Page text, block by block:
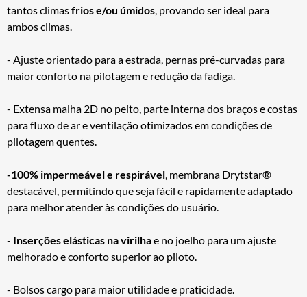
tantos climasfrios e/ou úmidos, provando ser ideal para
ambos climas.
- Ajuste orientado para a estrada, pernas pré-curvadas para
maior conforto na pilotagem e redução da fadiga.
- Extensa malha 2D no peito, parte interna dos braços e costas
para fluxo de ar e ventilação otimizados em condições de
pilotagem quentes.
-100% impermeável e respirável, membrana Drytstar®
destacável, permitindo que seja fácil e rapidamente adaptado
para melhor atender às condições do usuário.
- Inserções elásticas na virilhae no joelho para um ajuste
melhorado e conforto superior ao piloto.
- Bolsos cargo para maior utilidade e praticidade.